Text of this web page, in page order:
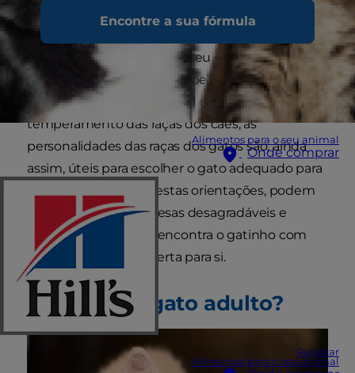
Encontre a sua fórmula
Alimentos para o seu animal
Onde comprar
Registar
Alimentos para o seu animal
a ser imprevisíveis, o que torna desafiante
escolher um gato com uma personalidade que
se adeque à sua casa e ao seu estilo de vida.
Embora até mesmo o temperamento dos gatos
de raça pura seja mais difícil de prever do que o
temperamento das raças dos cães, as
personalidades das raças dos gatos são, ainda
assim, úteis para escolher o gato adequado para
trazer para casa. Siga estas orientações, podem
ajudar a reduzir surpresas desagradáveis e
ajudar a garantir que encontra o gatinho com
uma personalidade certa para si.
Gatinho ou gato adulto?